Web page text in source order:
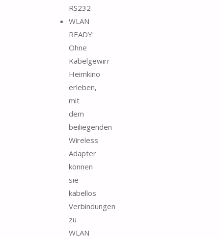
RS232
WLAN
READY:
Ohne
Kabelgewirr
Heimkino
erleben,
mit
dem
beiliegenden
Wireless
Adapter
können
sie
kabellos
Verbindungen
zu
WLAN